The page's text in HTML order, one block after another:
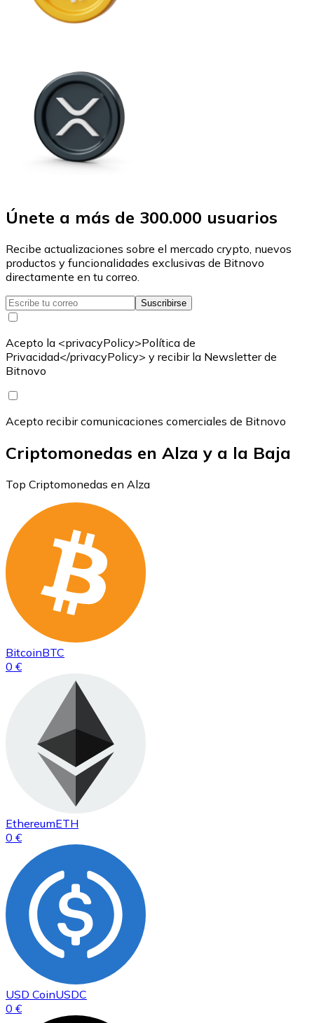
Únete a más de 300.000 usuarios
Recibe actualizaciones sobre el mercado crypto, nuevos
productos y funcionalidades exclusivas de Bitnovo
directamente en tu correo.
Suscribirse
Acepto la <privacyPolicy>Política de
Privacidad</privacyPolicy> y recibir la Newsletter de
Bitnovo
Acepto recibir comunicaciones comerciales de Bitnovo
Criptomonedas en Alza y a la Baja
Top Criptomonedas en Alza
BitcoinBTC
0 €
EthereumETH
0 €
USD CoinUSDC
0 €